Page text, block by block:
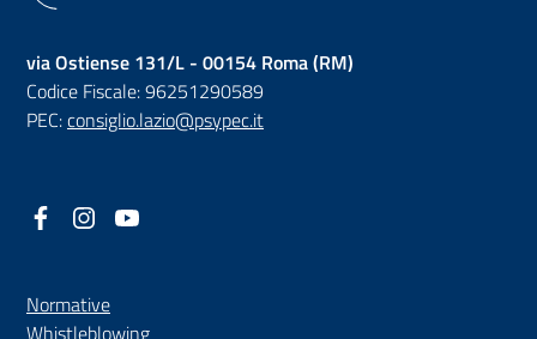
via Ostiense 131/L - 00154 Roma (RM)
Codice Fiscale: 96251290589
PEC:consiglio.lazio@psypec.it
Facebook
(nuova scheda - new tab)
Instagram
(nuova scheda - new tab)
Normative
Whistleblowing(nuova scheda - new tab)